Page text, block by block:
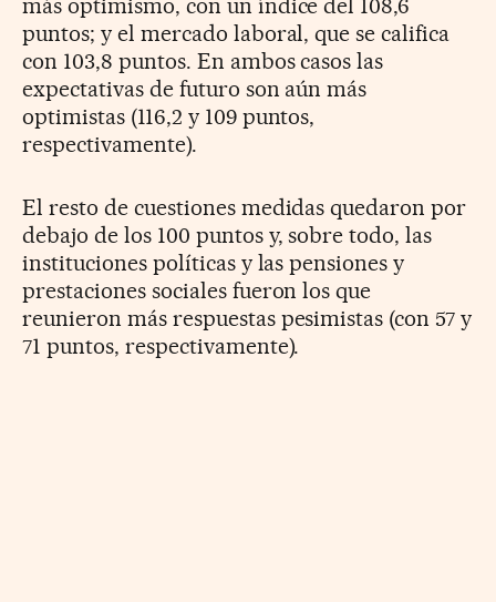
más optimismo, con un índice del 108,6
puntos; y el mercado laboral, que se califica
con 103,8 puntos. En ambos casos las
expectativas de futuro son aún más
optimistas (116,2 y 109 puntos,
respectivamente).
El resto de cuestiones medidas quedaron por
debajo de los 100 puntos y, sobre todo, las
instituciones políticas y las pensiones y
prestaciones sociales fueron los que
reunieron más respuestas pesimistas (con 57 y
71 puntos, respectivamente).